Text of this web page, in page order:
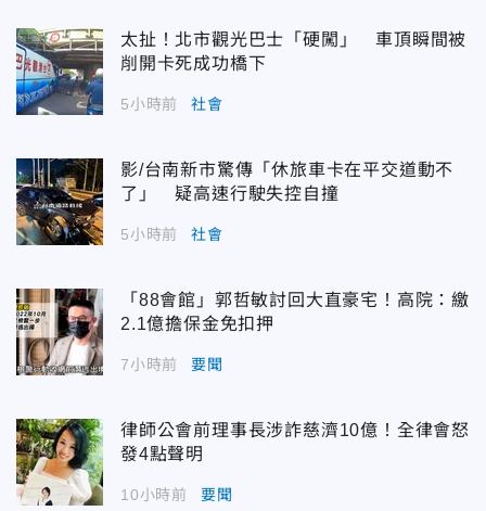
太扯！北市觀光巴士「硬闖」 車頂瞬間被
削開卡死成功橋下
5小時前 社會
影/台南新市驚傳「休旅車卡在平交道動不
了」 疑高速行駛失控自撞
5小時前 社會
「88會館」郭哲敏討回大直豪宅！高院：繳
2.1億擔保金免扣押
7小時前 要聞
律師公會前理事長涉詐慈濟10億！全律會怒
發4點聲明
10小時前 要聞